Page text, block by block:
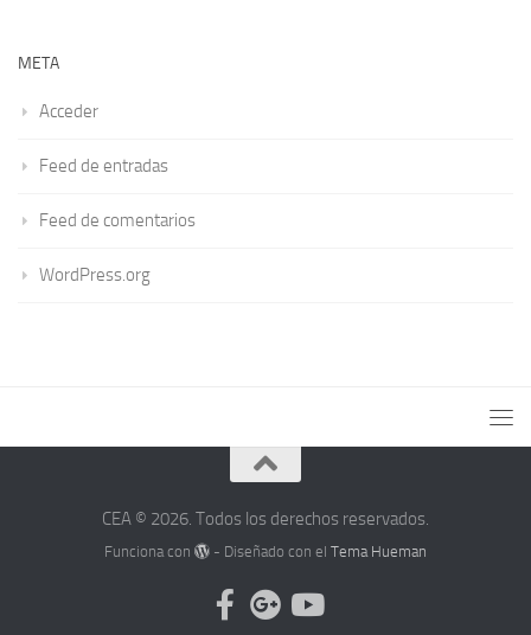
META
Acceder
Feed de entradas
Feed de comentarios
WordPress.org
CEA © 2026. Todos los derechos reservados.
Funciona con - Diseñado con elTema Hueman